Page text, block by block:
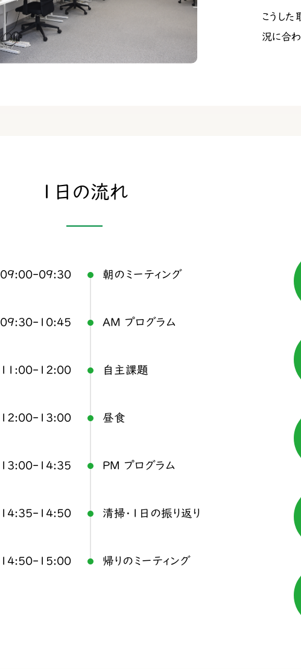
こうした
況に合わ
1日の流れ
09:00-09:30 朝のミーティング
09:30-10:45 AM プログラム
11:00-12:00 自主課題
12:00-13:00 昼食
13:00-14:35 PM プログラム
14:35-14:50 清掃・1日の振り返り
14:50-15:00 帰りのミーティング